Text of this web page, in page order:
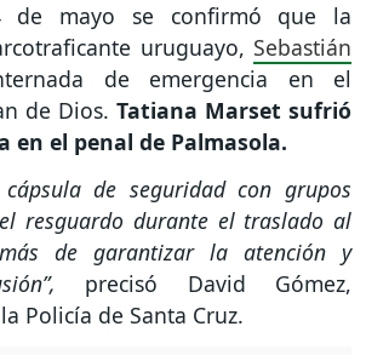
de mayo se confirmó que la
uruguayo, Sebastián
de emergencia en el
de Dios. Tatiana Marset sufrió
en el penal de Palmasola.
de seguridad con grupos
resguardo durante el traslado al
de garantizar la atención y
precisó David Gómez,
Policía de Santa Cruz.